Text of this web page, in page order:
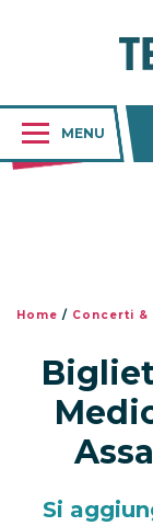
MENU
Home / Concerti &
Si